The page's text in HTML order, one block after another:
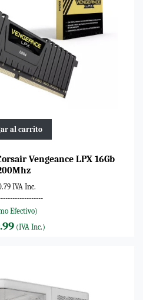
al carrito
Vengeance LPX 16Gb
IVA Inc.
Efectivo)
(IVA Inc.)